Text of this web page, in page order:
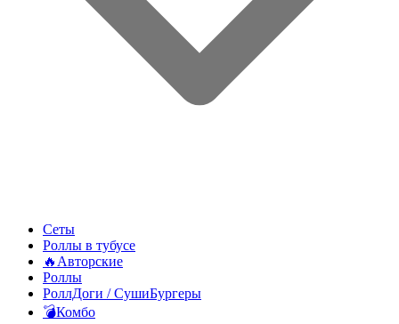
Сеты
Роллы в тубусе
🔥Авторские
Роллы
РоллДоги / СушиБургеры
💣Комбо